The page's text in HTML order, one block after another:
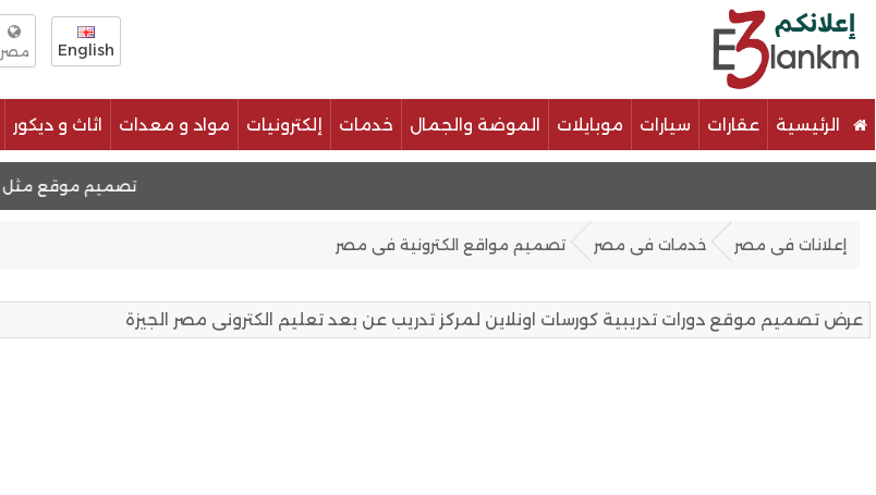
English مصر
الرئيسية عقارات سيارات موبايلات الموضة والجمال خدمات إلكترونيات مواد و معدات اثاث و ديكور
تصميم موقع مثل اوليكس
إعلانات فى مصر خدمات فى مصر تصميم مواقع الكترونية فى مصر
عرض تصميم موقع دورات تدريبية كورسات اونلاين لمركز تدريب عن بعد تعليم الكترونى مصر الجيزة